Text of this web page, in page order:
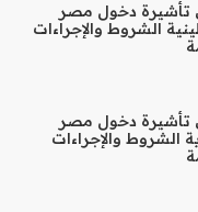
دخول مصر
الشروط والإجراءات
دخول مصر
الشروط والإجراءات